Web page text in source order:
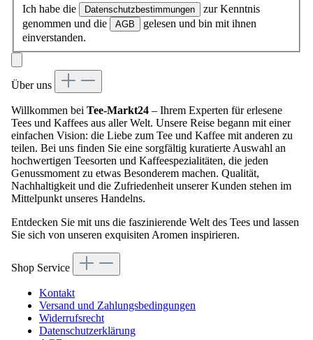
Ich habe die Datenschutzbestimmungen
zur Kenntnis
genommen und die
AGB
gelesen und bin mit ihnen
einverstanden.
Über uns
Willkommen bei Tee-Markt24 – Ihrem Experten für erlesene
Tees und Kaffees aus aller Welt. Unsere Reise begann mit einer
einfachen Vision: die Liebe zum Tee und Kaffee mit anderen zu
teilen. Bei uns finden Sie eine sorgfältig kuratierte Auswahl an
hochwertigen Teesorten und Kaffeespezialitäten, die jeden
Genussmoment zu etwas Besonderem machen. Qualität,
Nachhaltigkeit und die Zufriedenheit unserer Kunden stehen im
Mittelpunkt unseres Handelns.
Entdecken Sie mit uns die faszinierende Welt des Tees und lassen
Sie sich von unseren exquisiten Aromen inspirieren.
Shop Service
Kontakt
Versand und Zahlungsbedingungen
Widerrufsrecht
Datenschutzerklärung